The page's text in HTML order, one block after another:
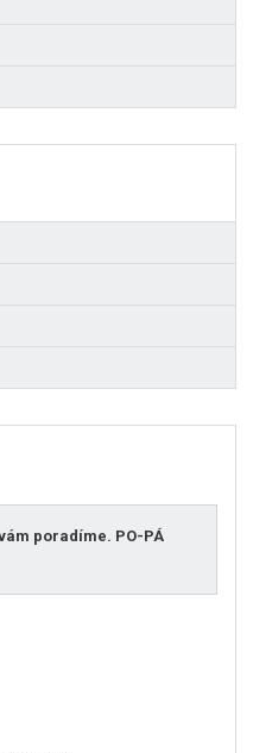
poradíme. PO-PÁ